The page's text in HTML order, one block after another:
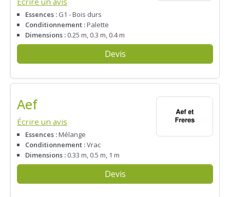
Essences : G1 - Bois durs
Conditionnement :Palette
Dimensions : 0.25 m, 0.3 m, 0.4 m
Devis
Aef
Écrire un avis
Essences :Mélange
Conditionnement :Vrac
Dimensions : 0.33 m, 0.5 m, 1 m
Devis